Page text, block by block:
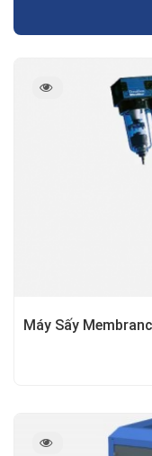
Máy Sấy